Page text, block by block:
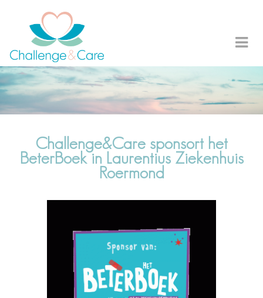
Challenge&Care sponsort het
BeterBoek in Laurentius Ziekenhuis
Roermond